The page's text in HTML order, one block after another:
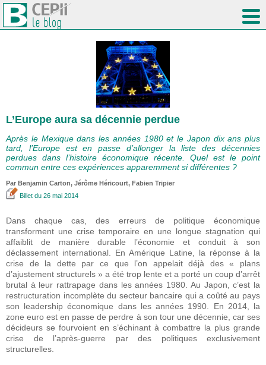
L’Europe aura sa décennie perdue
Après le Mexique dans les années 1980 et le Japon dix ans plus
tard, l’Europe est en passe d’allonger la liste des décennies
perdues dans l’histoire économique récente. Quel est le point
commun entre ces expériences apparemment si différentes ?
Par Benjamin Carton, Jérôme Héricourt, Fabien Tripier
Billet du 26 mai 2014
Dans chaque cas, des erreurs de politique économique
transforment une crise temporaire en une longue stagnation qui
affaiblit de manière durable l’économie et conduit à son
déclassement international. En Amérique Latine, la réponse à la
crise de la dette par ce que l’on appelait déjà des « plans
d’ajustement structurels » a été trop lente et a porté un coup d’arrêt
brutal à leur rattrapage dans les années 1980. Au Japon, c’est la
restructuration incomplète du secteur bancaire qui a coûté au pays
son leadership économique dans les années 1990. En 2014, la
zone euro est en passe de perdre à son tour une décennie, car ses
décideurs se fourvoient en s’échinant à combattre la plus grande
crise de l’après-guerre par des politiques exclusivement
structurelles.